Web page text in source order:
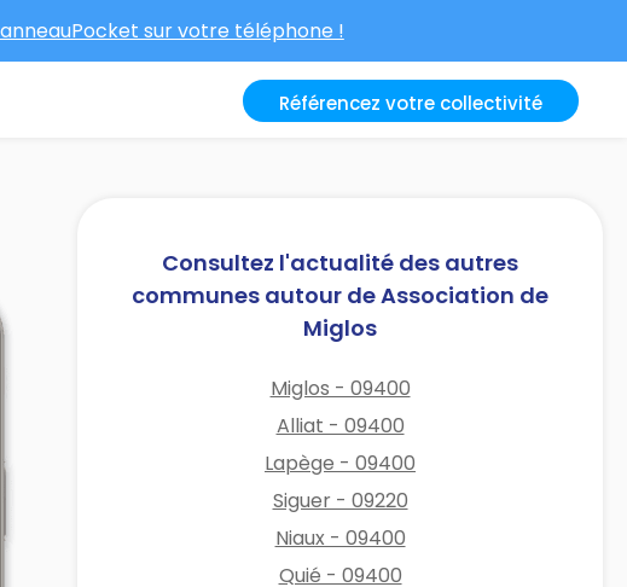
sur votre téléphone !
Référencez votre collectivité
Consultez l'actualité des autres
communes autour de Association de
Miglos
Miglos - 09400
Alliat - 09400
Lapège - 09400
Siguer - 09220
Niaux - 09400
Quié - 09400